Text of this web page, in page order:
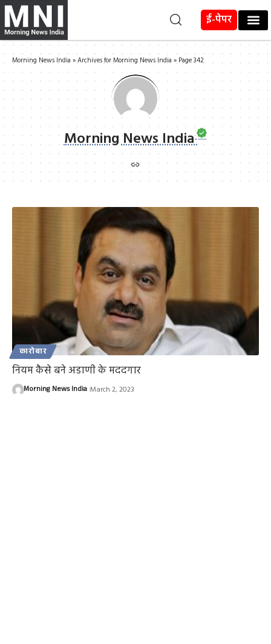
ई-पेपर
Morning News India »Archives for Morning News India »Page 342
Morning News India
कारोबार
नियम कैसे बने अडाणी के मददगार
Morning News India March 2, 2023